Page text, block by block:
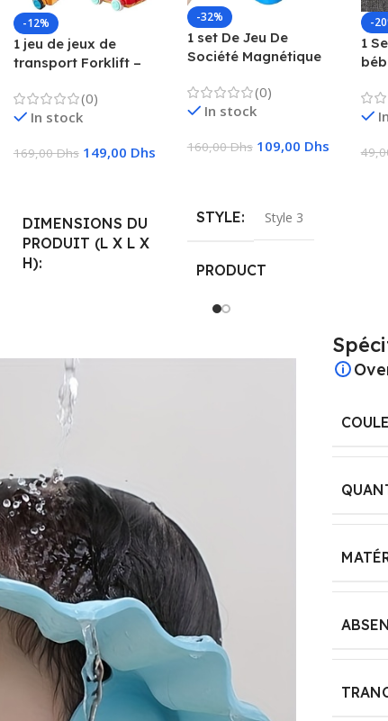
-12%
1 jeu de jeux de
transport Forklift –
élévateur, camion
avec fonctions pour
(0)
In stock
169,00Dhs 149,00 Dhs
DIMENSIONS DU
PRODUIT (L X L X
H)
RECOMMANDÉ PAR
LE FABRICANT
RÉFÉRENCE
FABRICANT
‎WJN1200201
PILES INCLUSES ?
‎Non
-32%
1 set De Jeu De
Société Magnétique
L’imagination Et La
Créativité, Convient
Familial 28x28x4cm
(0)
In stock
160,00Dhs 109,00 Dhs
STYLE Style 3
PRODUCT
250 g
ITEM MODEL
NUMBER
‎magnet102
LANGUAGE:
‎English
-
1